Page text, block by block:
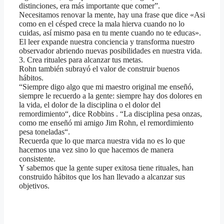
distinciones, era más importante que comer”.
Necesitamos renovar la mente, hay una frase que dice «Asi
como en el césped crece la mala hierva cuando no lo
cuidas, así mismo pasa en tu mente cuando no te educas».
El leer expande nuestra conciencia y transforma nuestro
observador abriendo nuevas posibilidades en nuestra vida.
3. Crea rituales para alcanzar tus metas.
Rohn también subrayó el valor de construir buenos
hábitos.
“Siempre digo algo que mi maestro original me enseñó,
siempre le recuerdo a la gente: siempre hay dos dolores en
la vida, el dolor de la disciplina o el dolor del
remordimiento“, dice Robbins . “La disciplina pesa onzas,
como me enseñó mi amigo Jim Rohn, el remordimiento
pesa toneladas“.
Recuerda que lo que marca nuestra vida no es lo que
hacemos una vez sino lo que hacemos de manera
consistente.
Y sabemos que la gente super exitosa tiene rituales, han
construido hábitos que los han llevado a alcanzar sus
objetivos.